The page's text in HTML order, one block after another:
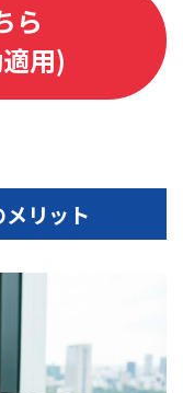
ら
用)
メリット